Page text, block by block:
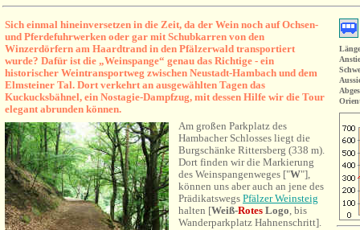
Sich einmal hineinversetzen in die Zeit, da der Wein noch auf Ochsen-
und Pferdefuhrwerken oder gar mit Schubkarren von den
Winzerdörfern am Haardtrand in den Pfälzerwald transportiert
wurde? Dafür ist die „Weinspange“ genau das Richtige - ein
historischer Weintransportweg zwischen Neustadt-Hambach und dem
Elmsteiner Tal. Dort verkehrt an ausgewählten Tagen das
Kuckucksbähnel, ein Nostagie-Dampfzug, mit dessen Hilfe wir die Tour
elegant abrunden können.
Am großen Parkplatz des
Hambacher Schlosses liegt die
Burgschänke Rittersberg (338 m).
Dort finden wir die Markierung
des Weinspangenweges ["W"],
können uns aber auch an jene des
Prädikatswegs Pfälzer Weinsteig
halten [Weiß-Rotes Logo, bis
Wanderparkplatz Hahnenschritt].